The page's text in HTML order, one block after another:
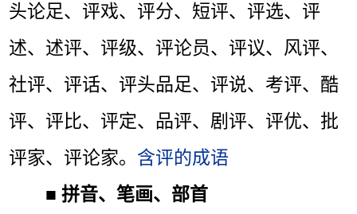
头论足、评戏、评分、短评、评选、评
述、述评、评级、评论员、评议、风评、
社评、评话、评头品足、评说、考评、酷
评、评比、评定、品评、剧评、评优、批
评家、评论家。 含评的成语
■拼音、笔画、部首